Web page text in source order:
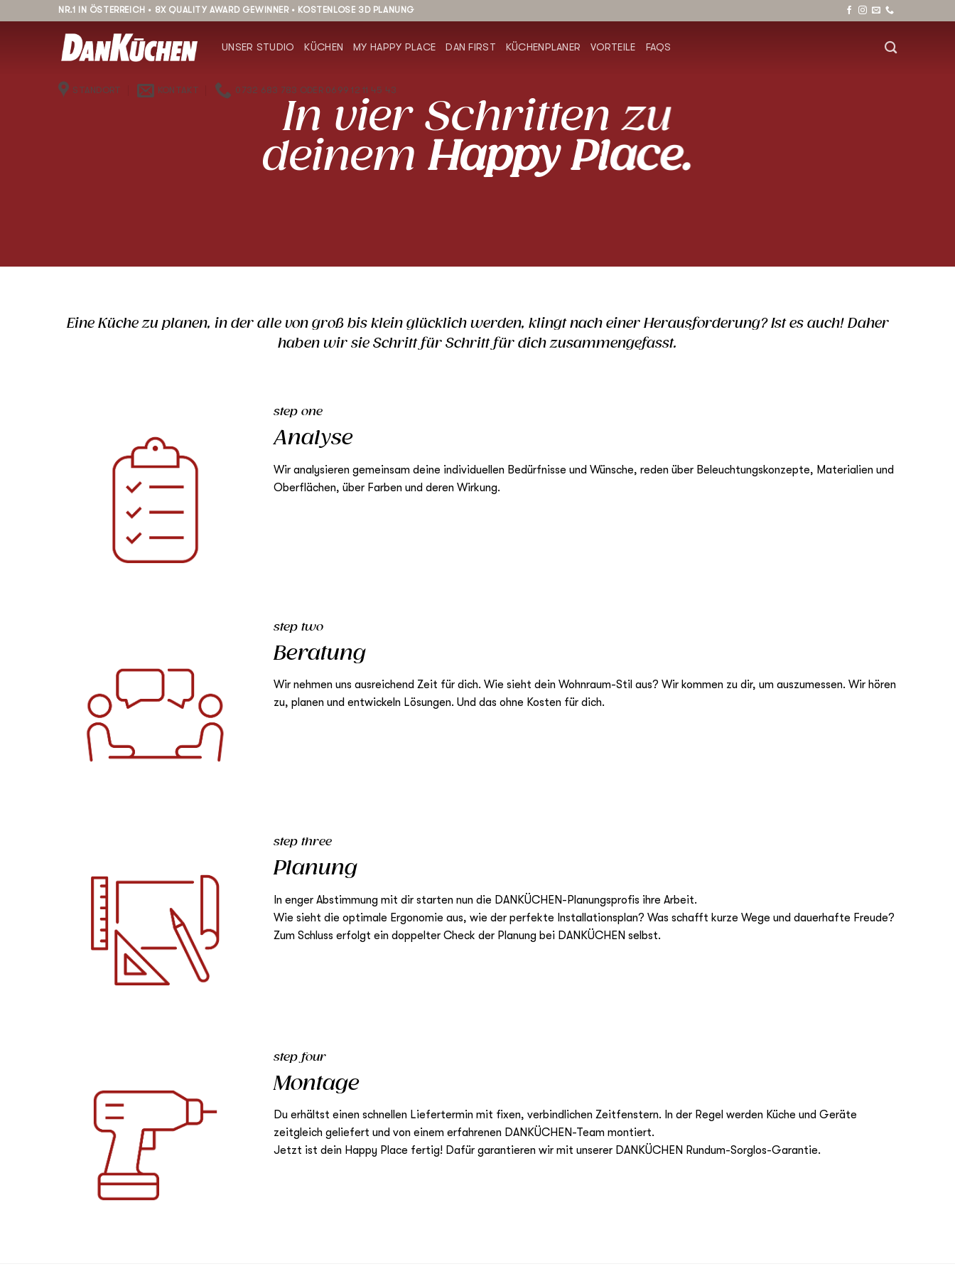
Inhalt
NR.1 IN ÖSTERREICH • 8X QUALITY AWARD GEWINNER • KOSTENLOSE 3D PLANUNG
UNSER STUDIO KÜCHEN MY HAPPY PLACE DAN FIRST KÜCHENPLANER VORTEILE FAQS
STANDORT KONTAKT 0732 683 783 ODER 0699 12 11 45 43
In vier Schritten zu
deinemHappy Place.
Eine Küche zu planen, in der alle von groß bis klein glücklich werden, klingt nach einer Herausforderung? Ist es auch! Daher
haben wir sie Schritt für Schritt für dich zusammengefasst.
step one
Analyse
Wir analysieren gemeinsam deine individuellen Bedürfnisse und Wünsche, reden über Beleuchtungskonzepte, Materialien und
Oberflächen, über Farben und deren Wirkung.
step two
Beratung
Wir nehmen uns ausreichend Zeit für dich. Wie sieht dein Wohnraum-Stil aus? Wir kommen zu dir, um auszumessen. Wir hören
zu, planen und entwickeln Lösungen. Und das ohne Kosten für dich.
step three
Planung
In enger Abstimmung mit dir starten nun die DANKÜCHEN-Planungsprofis ihre Arbeit.
Wie sieht die optimale Ergonomie aus, wie der perfekte Installationsplan? Was schafft kurze Wege und dauerhafte Freude?
Zum Schluss erfolgt ein doppelter Check der Planung bei DANKÜCHEN selbst.
step four
Montage
Du erhältst einen schnellen Liefertermin mit fixen, verbindlichen Zeitfenstern. In der Regel werden Küche und Geräte
zeitgleich geliefert und von einem erfahrenen DANKÜCHEN-Team montiert.
Jetzt ist dein Happy Place fertig! Dafür garantieren wir mit unserer DANKÜCHEN Rundum-Sorglos-Garantie.